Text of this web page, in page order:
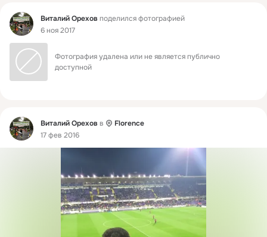
Фид Виталий Орехов поделился фотографией
6 ноя 2017
Фотография удалена или не является публично
доступной
Фид Виталий Орехов в
Florence
17 фев 2016